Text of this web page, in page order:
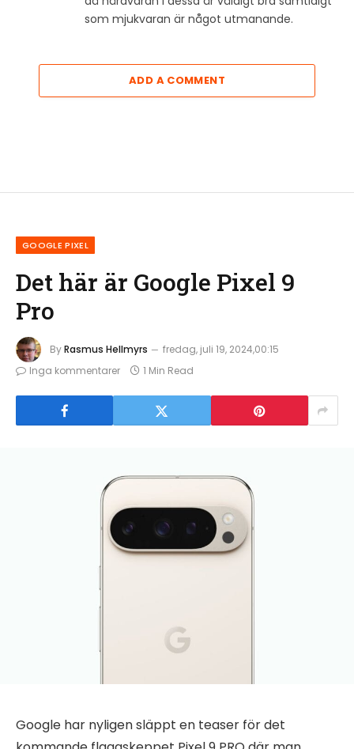
som mjukvaran är något utmanande.
ADD A COMMENT
GOOGLE PIXEL
Det här är Google Pixel 9
Pro
ByRasmus Hellmyrs
fredag, juli 19, 2024,00:15
Inga kommentarer
1 Min Read
Google har nyligen släppt en teaser för det